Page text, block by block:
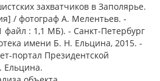
захватчиков в Заполярье.
/ фотограф А. Мелентьев. -
: 1,1 МБ). - Санкт-Петербург
имени Б. Н. Ельцина, 2015. -
портал Президентской
Ельцина.